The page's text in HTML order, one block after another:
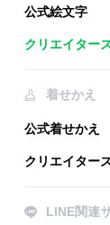
公式絵文字
クリエイター
着せかえ
公式着せかえ
クリエイター
LINE関連